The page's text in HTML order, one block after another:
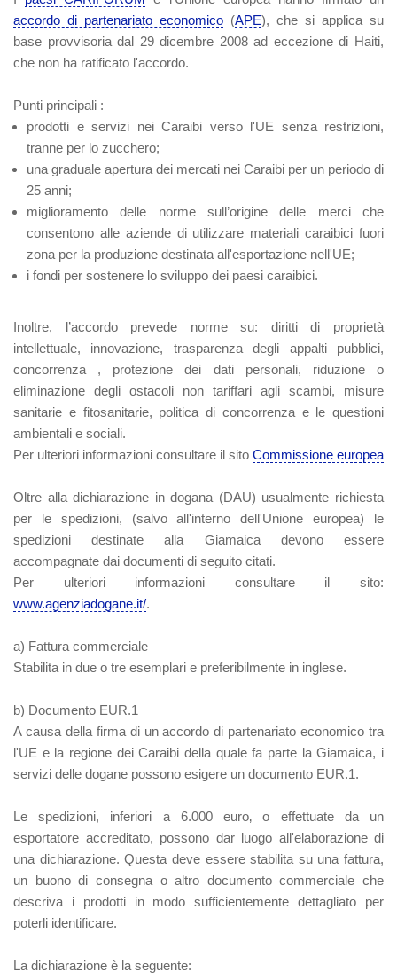
accordo di partenariato economico (APE), che si applica su
base provvisoria dal 29 dicembre 2008 ad eccezione di Haiti,
che non ha ratificato l'accordo.
Punti principali :
prodotti e servizi nei Caraibi verso l'UE senza restrizioni,
tranne per lo zucchero;
una graduale apertura dei mercati nei Caraibi per un periodo di
25 anni;
miglioramento delle norme sull’origine delle merci che
consentono alle aziende di utilizzare materiali caraibici fuori
zona per la produzione destinata all'esportazione nell'UE;
i fondi per sostenere lo sviluppo dei paesi caraibici.
Inoltre, l’accordo prevede norme su: diritti di proprietà
intellettuale, innovazione, trasparenza degli appalti pubblici,
concorrenza , protezione dei dati personali, riduzione o
eliminazione degli ostacoli non tariffari agli scambi, misure
sanitarie e fitosanitarie, politica di concorrenza e le questioni
ambientali e sociali.
Per ulteriori informazioni consultare il sito Commissione europea
Oltre alla dichiarazione in dogana (DAU) usualmente richiesta
per le spedizioni, (salvo all'interno dell'Unione europea) le
spedizioni destinate alla Giamaica devono essere
accompagnate dai documenti di seguito citati.
Per ulteriori informazioni consultare il sito:
www.agenziadogane.it/.
a) Fattura commerciale
Stabilita in due o tre esemplari e preferibilmente in inglese.
b) Documento EUR.1
A causa della firma di un accordo di partenariato economico tra
l'UE e la regione dei Caraibi della quale fa parte la Giamaica, i
servizi delle dogane possono esigere un documento EUR.1.
Le spedizioni, inferiori a 6.000 euro‚ o effettuate da un
esportatore accreditato, possono dar luogo all'elaborazione di
una dichiarazione. Questa deve essere stabilita su una fattura,
un buono di consegna o altro documento commerciale che
descriva i prodotti in modo sufficientemente dettagliato per
poterli identificare.
La dichiarazione è la seguente: